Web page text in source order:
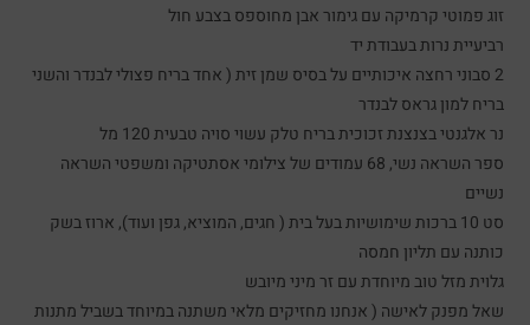
זוג פמוטי קרמיקה עם גימור אבן מחוספס בצבע חול
רביעיית נרות בעבודת יד
2 סבוני רחצה איכותיים על בסיס שמן זית ( אחד בריח פצולי לבנדר והשני
בריח למון גראס לבנדר
נר אלגנטי בצנצנת זכוכית בריח טלק עשוי סויה טבעית 120 מל
ספר השראה נשי, 68 עמודים של צילומי אסתטיקה ומשפטי השראה
נשיים
סט 10 ברכות שימושיות בעל בית ( חגים, המוציא, גפן ועוד), ארוז בשק
כותנה עם תליון חמסה
גלוית מזל טוב מיוחדת עם זר מיני מיובש
שאל מפנק לאישה ( אנחנו מחזיקים מלאי משתנה במיוחד בשביל מתנות